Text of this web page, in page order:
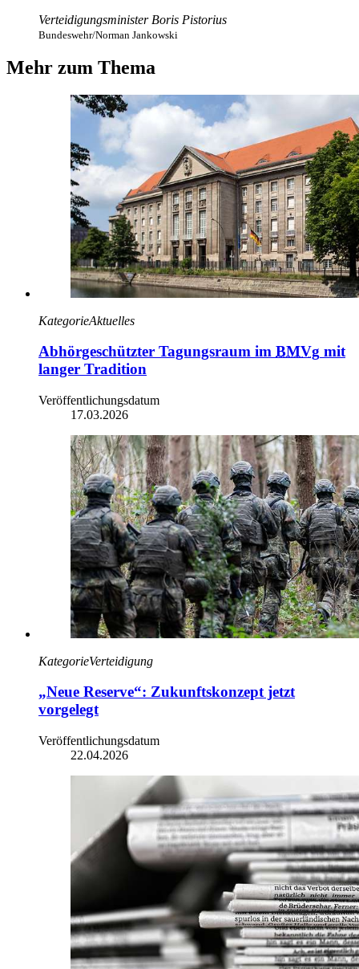
Verteidigungsminister Boris Pistorius
Bundeswehr/Norman Jankowski
Mehr zum Thema
KategorieAktuelles
Abhörgeschützter Tagungsraum im BMVg mit
langer Tradition
Veröffentlichungsdatum
17.03.2026
KategorieVerteidigung
„Neue Reserve“: Zukunftskonzept jetzt
vorgelegt
Veröffentlichungsdatum
22.04.2026